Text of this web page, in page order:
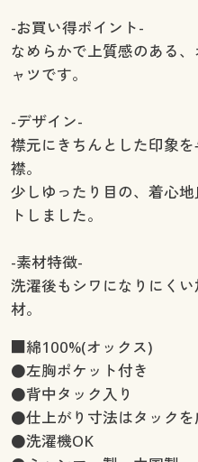
-お買い得ポイント-
なめらかで上質感のある
ャツです。
-デザイン-
襟元にきちんとした印象
襟。
少しゆったり目の、着心
トしました。
-素材特徴-
洗濯後もシワになりにく
材。
■綿100%(オックス)
●左胸ポケット付き
●背中タック入り
●仕上がり寸法はタック
●洗濯機OK